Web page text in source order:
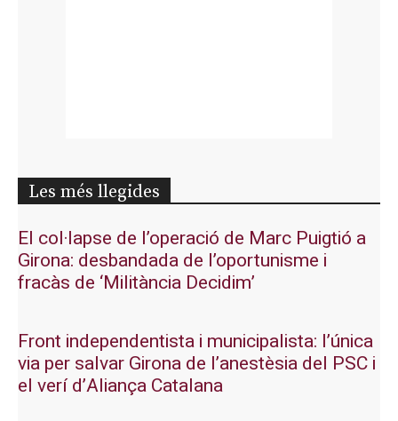
Les més llegides
El col·lapse de l’operació de Marc Puigtió a
Girona: desbandada de l’oportunisme i
fracàs de ‘Militància Decidim’
Front independentista i municipalista: l’única
via per salvar Girona de l’anestèsia del PSC i
el verí d’Aliança Catalana